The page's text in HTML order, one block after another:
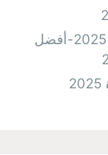
أحلى أماكن للخروجات ليلة رأس السنة 2025-أفضل